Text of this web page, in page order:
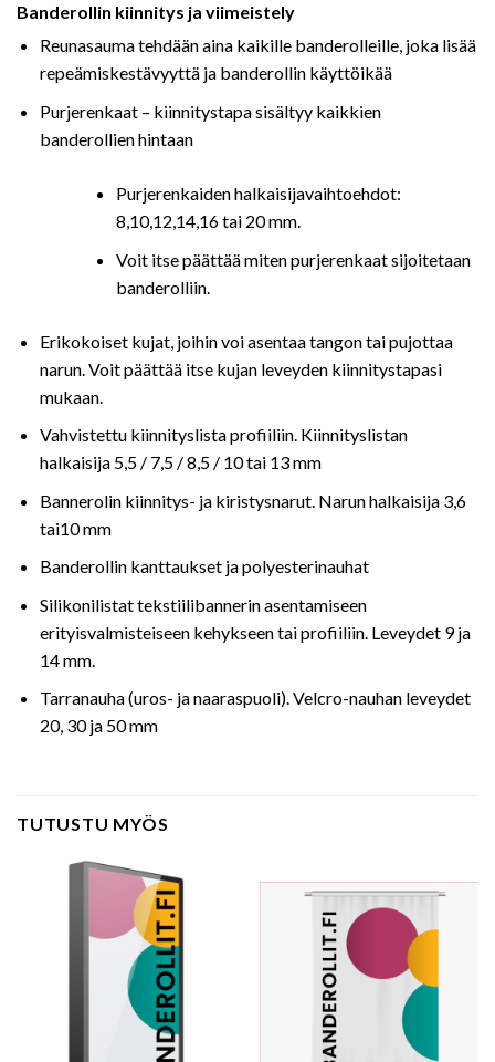
Banderollin kiinnitys ja viimeistely
Reunasauma tehdään aina kaikille banderolleille, joka lisää
repeämiskestävyyttä ja banderollin käyttöikää
Purjerenkaat – kiinnitystapa sisältyy kaikkien
banderollien hintaan
Purjerenkaiden halkaisijavaihtoehdot:
8,10,12,14,16 tai 20 mm.
Voit itse päättää miten purjerenkaat sijoitetaan
banderolliin.
Erikokoiset kujat, joihin voi asentaa tangon tai pujottaa
narun. Voit päättää itse kujan leveyden kiinnitystapasi
mukaan.
Vahvistettu kiinnityslista profiiliin. Kiinnityslistan
halkaisija 5,5 / 7,5 / 8,5 / 10 tai 13 mm
Bannerolin kiinnitys- ja kiristysnarut. Narun halkaisija 3,6
tai10 mm
Banderollin kanttaukset ja polyesterinauhat
Silikonilistat tekstiilibannerin asentamiseen
erityisvalmisteiseen kehykseen tai profiiliin. Leveydet 9 ja
14 mm.
Tarranauha (uros- ja naaraspuoli). Velcro-nauhan leveydet
20, 30 ja 50 mm
TUTUSTU MYÖS